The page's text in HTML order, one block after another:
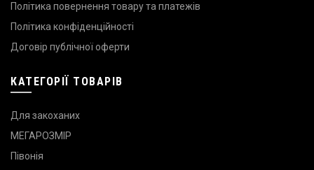
Політика повернення товару та платежів
Політика конфіденційності
Договір публічної оферти
КАТЕГОРІЇ ТОВАРІВ
Для закоханих
МЕГАРОЗМІР
Півонія